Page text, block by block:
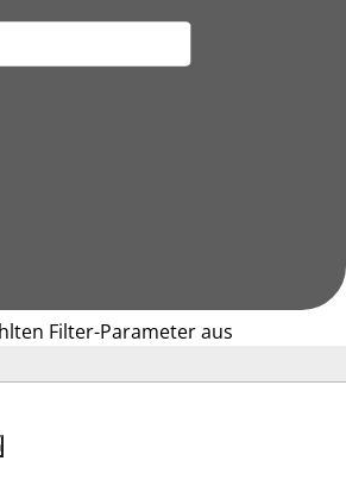
Filter-Parameter aus